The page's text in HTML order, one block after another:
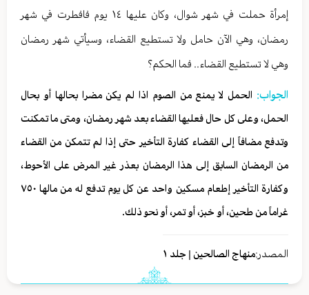
إمرأة حملت في شهر شوال، وكان عليها ١٤ يوم فافطرت في شهر
رمضان، وهي الآن حامل ولا تستطيع القضاء، وسيأتي شهر رمضان
وهي لا تستطيع القضاء.. فما الحكم؟
الجواب: الحمل لا يمنع من الصوم اذا لم یکن مضرا بحالها أو بحال
الحمل، وعلى كل حال فعليها القضاء بعد شهر رمضان، ومتى ما تمكنت
وتدفع مضافاً إلى القضاء كفارة التأخير حتى إذا لم تتمكن من القضاء
من الرمضان السابق إلى هذا الرمضان بعذر غير المرض على الأحوط،
وكفارة التأخير إطعام مسكين واحد عن كل يوم تدفع له من مالها ٧٥٠
غراماً من طحين، أو خبز، أو تمر، أو نحو ذلك.
المصدر:منهاج الصالحين | جلد ١